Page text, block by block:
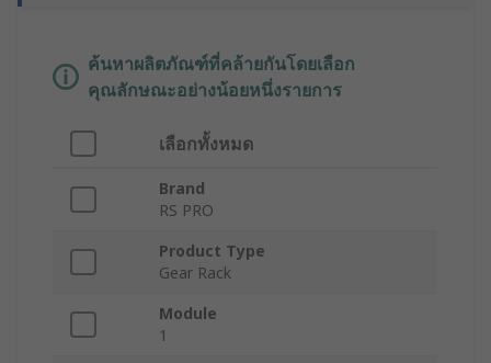
ค้นหาผลิตภัณฑ์ที่คล้ายกันโดยเลือก
คุณลักษณะอย่างน้อยหนึ่งรายการ
เลือกทั้งหมด
Brand
RS PRO
Product Type
Gear Rack
Module
1